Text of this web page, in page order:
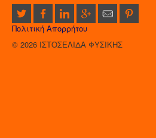
Πολιτική Απορρήτου
© 2026 ΙΣΤΟΣΕΛΙΔΑ ΦΥΣΙΚΗΣ